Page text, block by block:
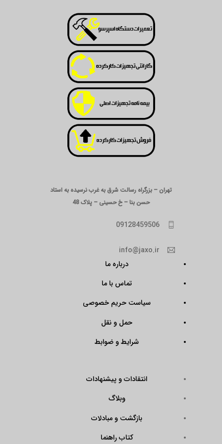
تهران – بزرگراه رسالت شرق به غرب نرسیده به استاد
حسن بنا – خ حسینی – پلاک 48
09128459506
info@jaxo.ir
درباره ما
تماس با ما
سیاست حریم خصوصی
حمل و نقل
شرایط و ضوابط
انتقادات و پیشنهادات
وبلاگ
بازگشت و مبادلات
کتاب راهنما